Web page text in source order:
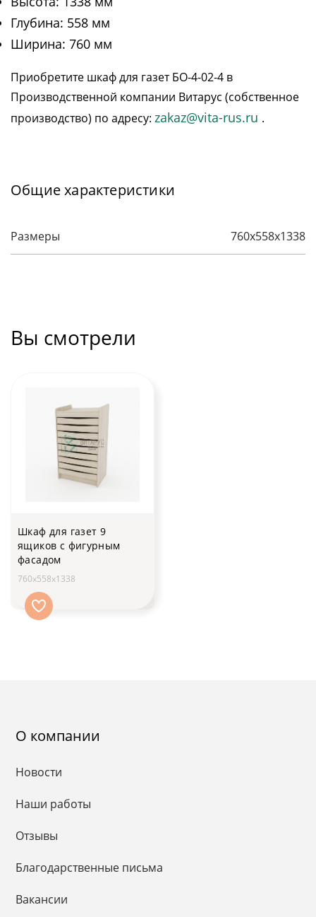
Глубина: 558 мм
Ширина: 760 мм
Приобретите шкаф для газет БО-4-02-4 в
Производственной компании Витарус (собственное
производство) по адресу: zakaz@vita-rus.ru .
Общие характеристики
Размеры 760х558х1338
Вы смотрели
Шкаф для газет 9
ящиков с фигурным
фасадом
760х558х1338
О компании
Новости
Наши работы
Отзывы
Благодарственные письма
Вакансии